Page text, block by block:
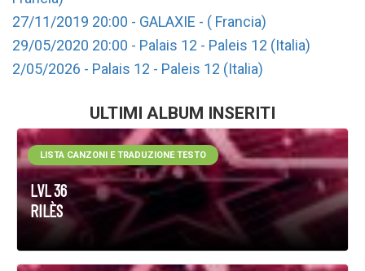
27/11/2019 20:00 - GALAXIE - ( Francia)
29/05/2020 20:00 - Palais 12 - Paleis 12 (Italia)
2/05/2026 - Palais 12 - Paleis 12 (Italia)
ULTIMI ALBUM INSERITI
LVL 36
RILÈS
LISTA CANZONI E TRADUZIONE TESTO